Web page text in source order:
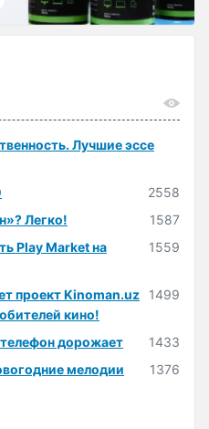
Лучшие эссе
2558
Легко!
1587
Play Market на
1559
проект Kinoman.uz
кино!
1499
дорожает
1433
мелодии
1376